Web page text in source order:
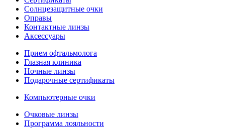
Солнцезащитные очки
Оправы
Контактные линзы
Аксессуары
Прием офтальмолога
Глазная клиника
Ночные линзы
Подарочные сертификаты
Компьютерные очки
Очковые линзы
Программа лояльности